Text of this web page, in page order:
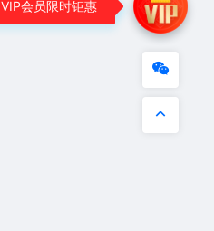
VIP会员限时钜惠